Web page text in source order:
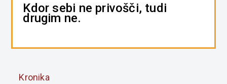
Kdor sebi ne privošči, tudi
drugim ne.
Kronika